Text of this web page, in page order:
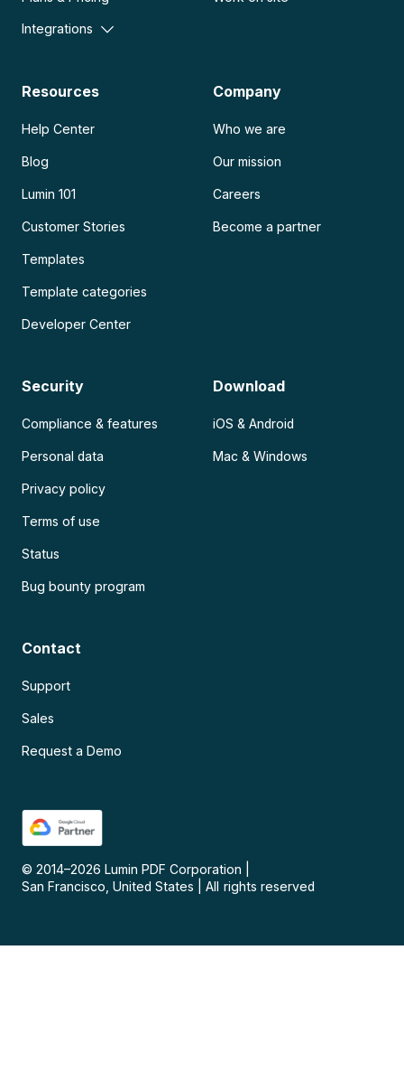
Integrations
Resources
Help Center
Blog
Lumin 101
Customer Stories
Templates
Template categories
Developer Center
Company
Who we are
Our mission
Careers
Become a partner
Security
Compliance & features
Personal data
Privacy policy
Terms of use
Status
Bug bounty program
Download
iOS & Android
Mac & Windows
Contact
Support
Sales
Request a Demo
© 2014–2026 Lumin PDF Corporation
San Francisco, United States
All rights reserved